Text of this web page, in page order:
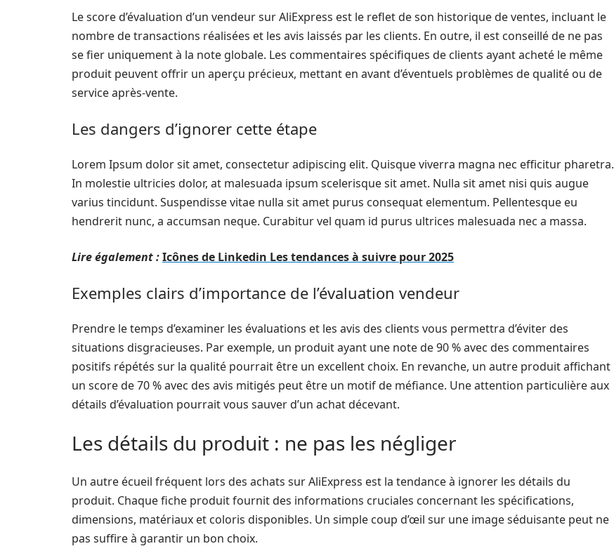
Le score d’évaluation d’un vendeur sur AliExpress est le reflet de son historique de ventes, incluant le
nombre de transactions réalisées et les avis laissés par les clients. En outre, il est conseillé de ne pas
se fier uniquement à la note globale. Les commentaires spécifiques de clients ayant acheté le même
produit peuvent offrir un aperçu précieux, mettant en avant d’éventuels problèmes de qualité ou de
service après-vente.
Les dangers d’ignorer cette étape
Lorem Ipsum dolor sit amet, consectetur adipiscing elit. Quisque viverra magna nec efficitur pharetra.
In molestie ultricies dolor, at malesuada ipsum scelerisque sit amet. Nulla sit amet nisi quis augue
varius tincidunt. Suspendisse vitae nulla sit amet purus consequat elementum. Pellentesque eu
hendrerit nunc, a accumsan neque. Curabitur vel quam id purus ultrices malesuada nec a massa.
Lire également :Icônes de Linkedin Les tendances à suivre pour 2025
Exemples clairs d’importance de l’évaluation vendeur
Prendre le temps d’examiner les évaluations et les avis des clients vous permettra d’éviter des
situations disgracieuses. Par exemple, un produit ayant une note de 90 % avec des commentaires
positifs répétés sur la qualité pourrait être un excellent choix. En revanche, un autre produit affichant
un score de 70 % avec des avis mitigés peut être un motif de méfiance. Une attention particulière aux
détails d’évaluation pourrait vous sauver d’un achat décevant.
Les détails du produit : ne pas les négliger
Un autre écueil fréquent lors des achats sur AliExpress est la tendance à ignorer les détails du
produit. Chaque fiche produit fournit des informations cruciales concernant les spécifications,
dimensions, matériaux et coloris disponibles. Un simple coup d’œil sur une image séduisante peut ne
pas suffire à garantir un bon choix.